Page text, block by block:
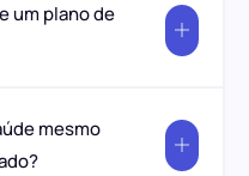
um plano de
mesmo